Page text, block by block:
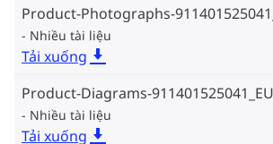
Product-Photographs-
Nhiều tài liệu
Tải xuống
Product-Diagrams-911401525041_EU
Nhiều tài liệu
Tải xuống